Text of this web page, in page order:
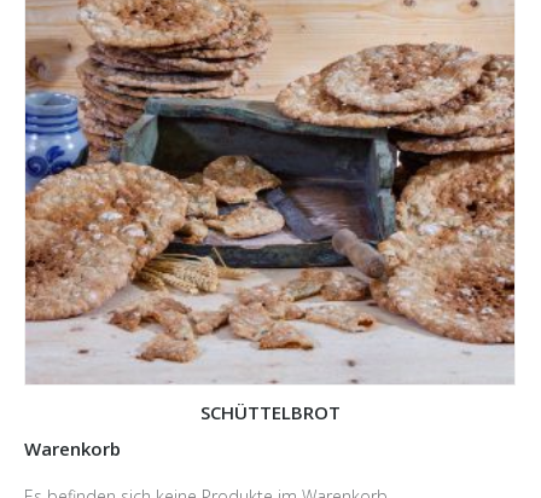
SCHÜTTELBROT
Warenkorb